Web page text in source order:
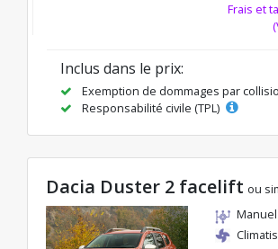
Frais et
Inclus dans le prix:
Exemption de dommages par
Responsabilité civile (TPL)
Dacia Duster 2 facelift ou
Manuel